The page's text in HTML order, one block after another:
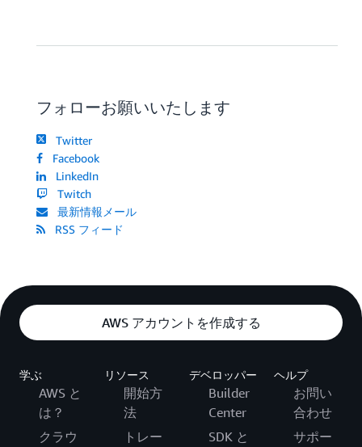
フォローお願いいたします
Twitter
Facebook
LinkedIn
Twitch
最新情報メール
RSS フィード
AWS アカウントを作成する
学ぶ
AWS と
は？
クラウ
リソース
開始方
法
トレー
デベロッパー
Builder
Center
SDK と
ヘルプ
お問い
合わせ
サポー